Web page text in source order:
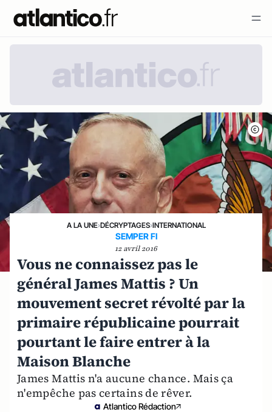
A LA UNE›DÉCRYPTAGES›INTERNATIONAL
SEMPER FI
12 avril 2016
Vous ne connaissez pas le
général James Mattis ? Un
mouvement secret révolté par la
primaire républicaine pourrait
pourtant le faire entrer à la
Maison Blanche
James Mattis n'a aucune chance. Mais ça
n'empêche pas certains de rêver.
Atlantico Rédaction